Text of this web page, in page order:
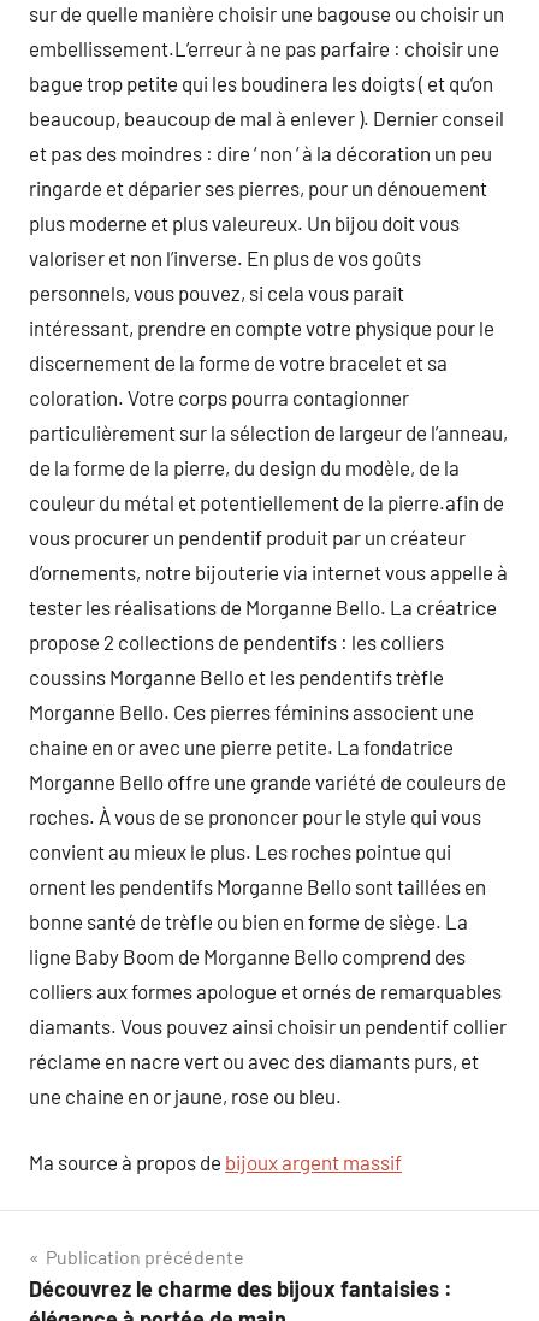
sur de quelle manière choisir une bagouse ou choisir un
embellissement.L’erreur à ne pas parfaire : choisir une
bague trop petite qui les boudinera les doigts ( et qu’on
beaucoup, beaucoup de mal à enlever ). Dernier conseil
et pas des moindres : dire ‘ non ‘ à la décoration un peu
ringarde et déparier ses pierres, pour un dénouement
plus moderne et plus valeureux. Un bijou doit vous
valoriser et non l’inverse. En plus de vos goûts
personnels, vous pouvez, si cela vous parait
intéressant, prendre en compte votre physique pour le
discernement de la forme de votre bracelet et sa
coloration. Votre corps pourra contagionner
particulièrement sur la sélection de largeur de l’anneau,
de la forme de la pierre, du design du modèle, de la
couleur du métal et potentiellement de la pierre.afin de
vous procurer un pendentif produit par un créateur
d’ornements, notre bijouterie via internet vous appelle à
tester les réalisations de Morganne Bello. La créatrice
propose 2 collections de pendentifs : les colliers
coussins Morganne Bello et les pendentifs trèfle
Morganne Bello. Ces pierres féminins associent une
chaine en or avec une pierre petite. La fondatrice
Morganne Bello offre une grande variété de couleurs de
roches. À vous de se prononcer pour le style qui vous
convient au mieux le plus. Les roches pointue qui
ornent les pendentifs Morganne Bello sont taillées en
bonne santé de trèfle ou bien en forme de siège. La
ligne Baby Boom de Morganne Bello comprend des
colliers aux formes apologue et ornés de remarquables
diamants. Vous pouvez ainsi choisir un pendentif collier
réclame en nacre vert ou avec des diamants purs, et
une chaine en or jaune, rose ou bleu.
Ma source à propos de bijoux argent massif
Navigation
de
Publication précédente
Découvrez le charme des bijoux fantaisies :